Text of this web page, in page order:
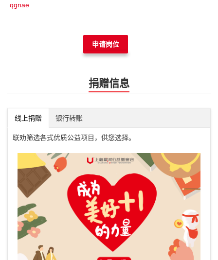
qgnae
申请岗位
捐赠信息
线上捐赠 银行转账
联劝筛选各式优质公益项目，供您选择。